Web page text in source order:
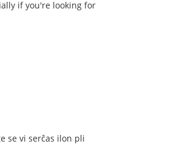
if you're looking for
se vi serĉas ilon pli